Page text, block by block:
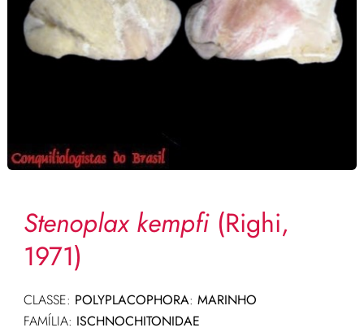
Stenoplax kempfi(Righi,
1971)
CLASSE: POLYPLACOPHORA: MARINHO
FAMÍLIA: ISCHNOCHITONIDAE